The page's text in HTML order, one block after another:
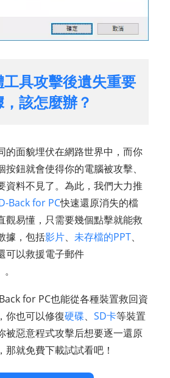
具攻擊後遺失重要
該怎麼辦？
的面貌埋伏在網路世界中，而你
鈕就會使得你的電腦被攻擊、
資料不見了。為此，我們大力推
Back for PC快速還原消失的檔
觀易懂，只需要幾個點擊就能救
據，包括影片、 未存檔的PPT、
可以救援電子郵件
for PC也能從各種裝置救回資
你也可以修復硬碟、 SD卡等裝置
被惡意程式攻擊后想要逐一還原
那就免費下載試試看吧！